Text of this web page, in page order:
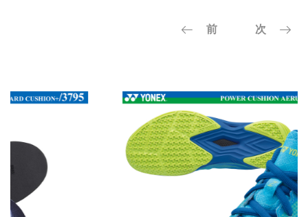
前 次